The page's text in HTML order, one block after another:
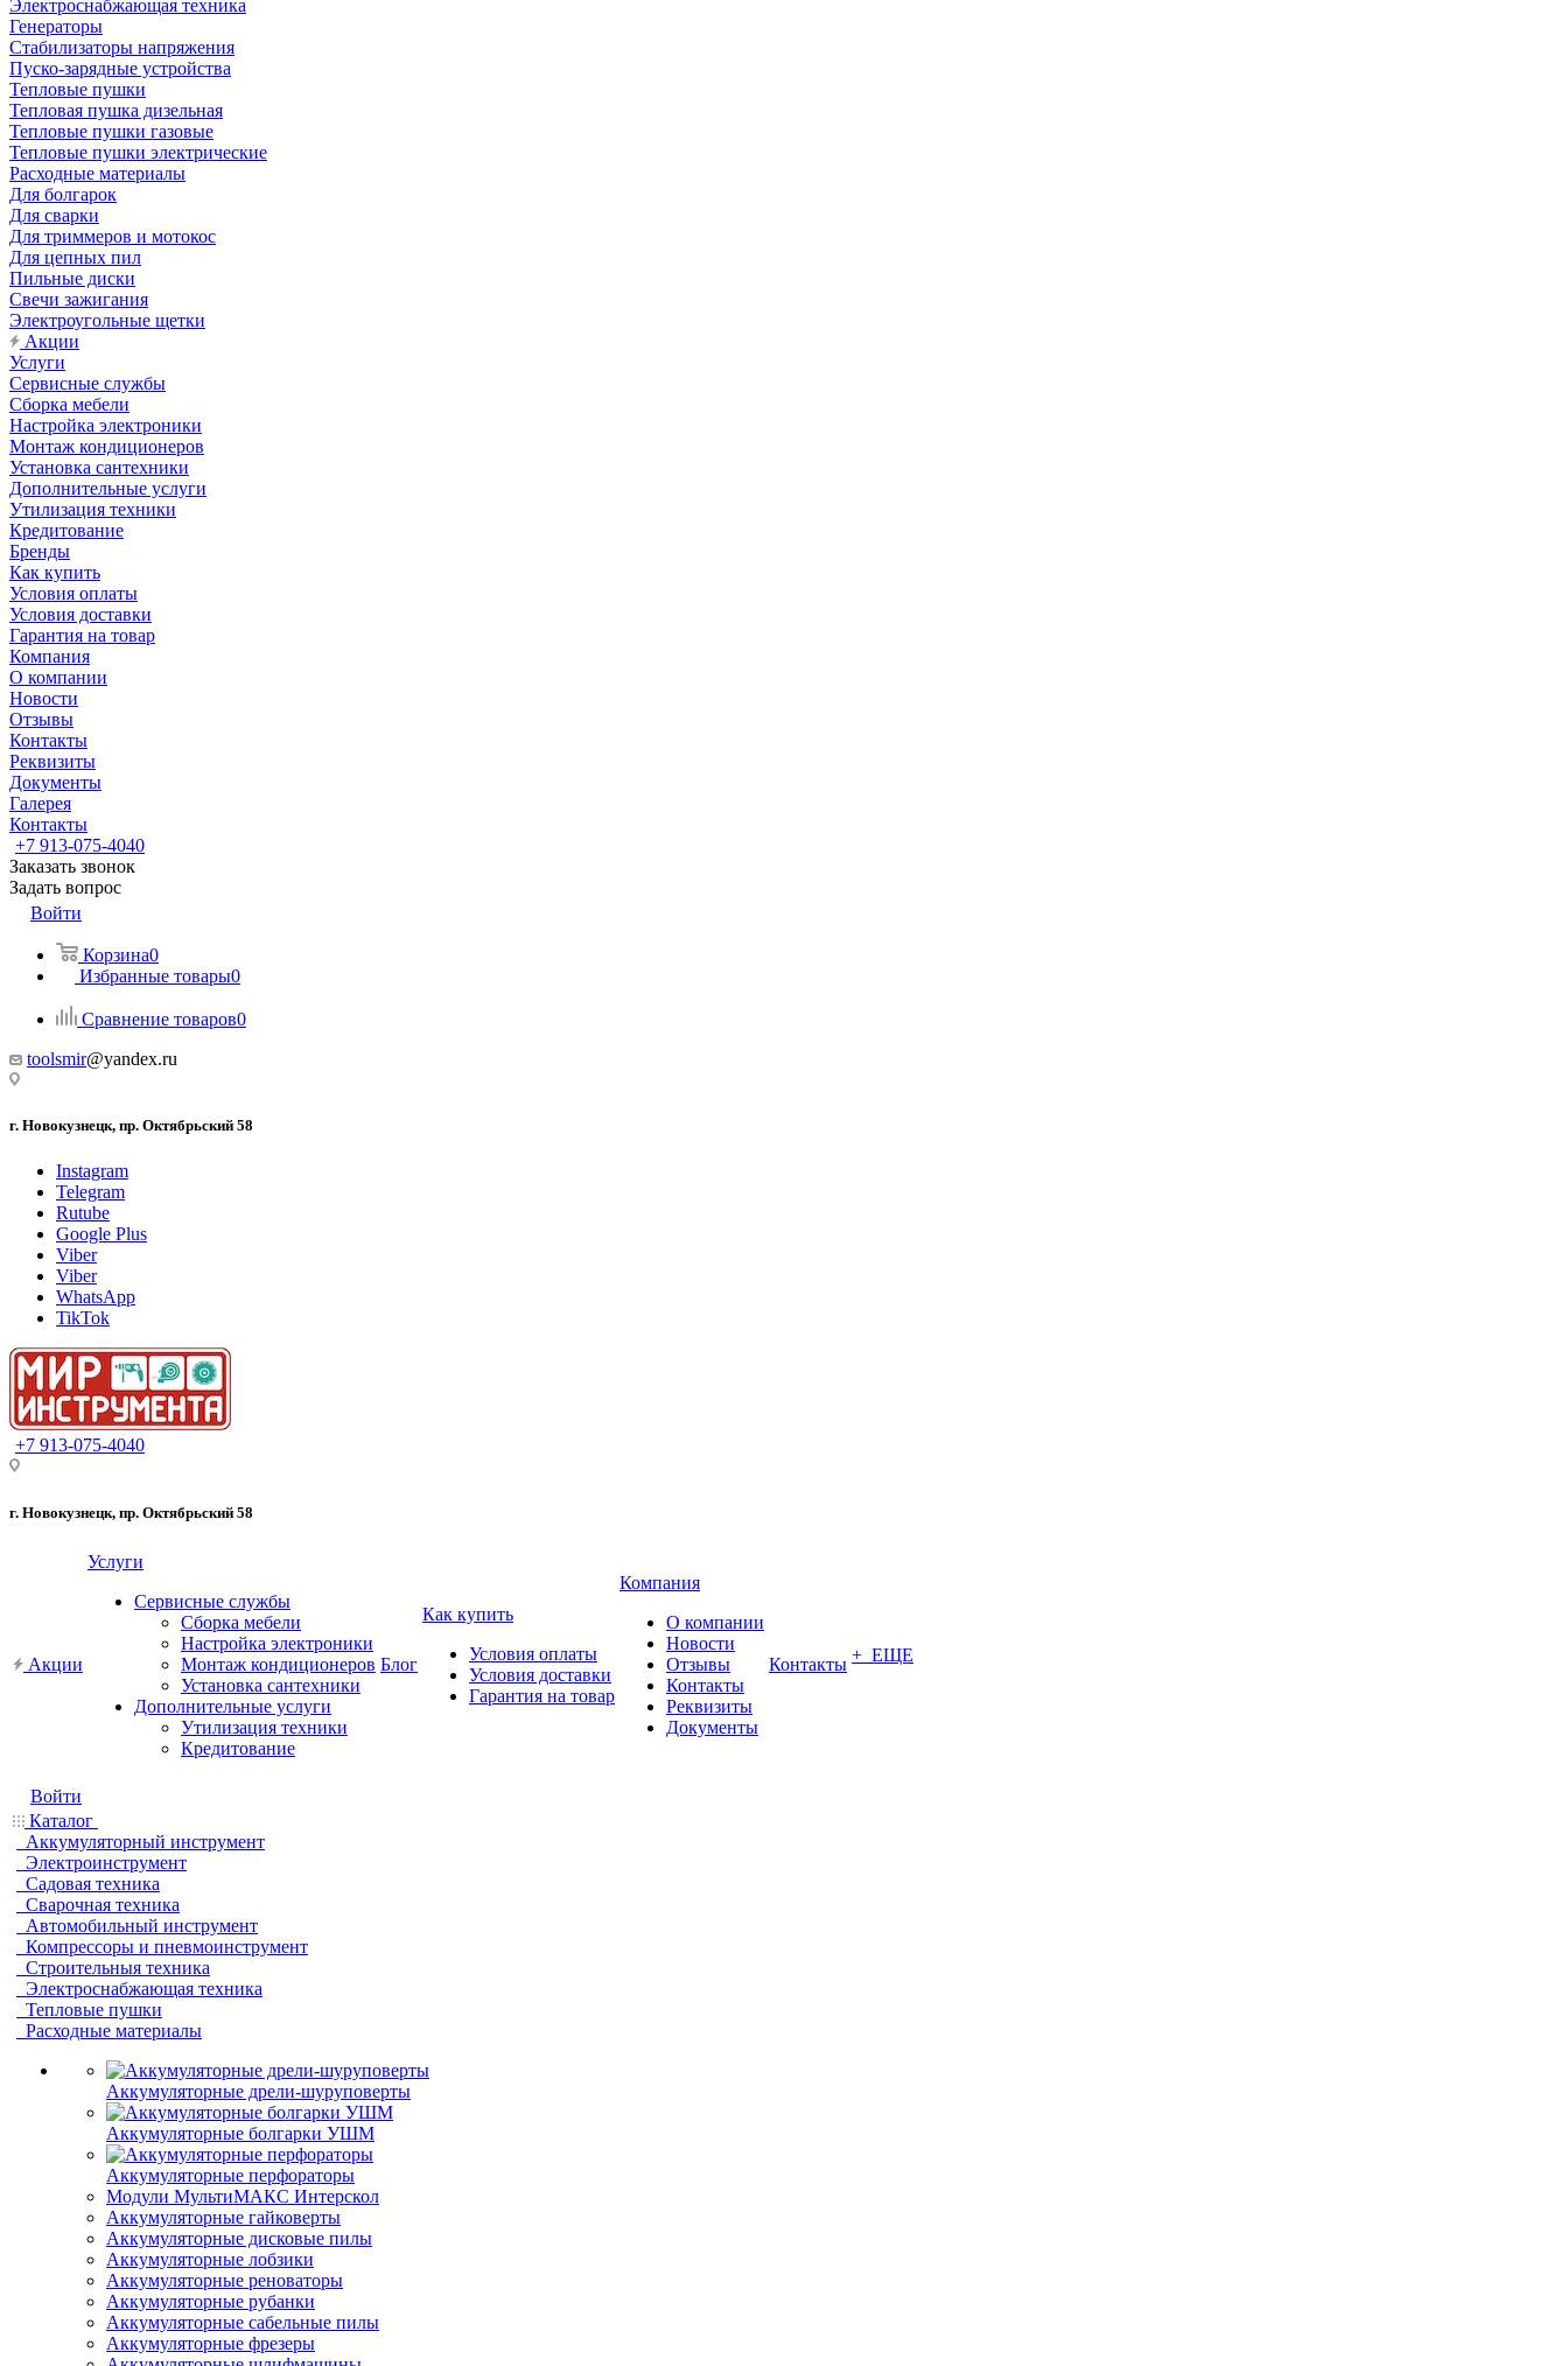
Электроснабжающая техника
Генераторы
Стабилизаторы напряжения
Пуско-зарядные устройства
Тепловые пушки
Тепловая пушка дизельная
Тепловые пушки газовые
Тепловые пушки электрические
Расходные материалы
Для болгарок
Для сварки
Для триммеров и мотокос
Для цепных пил
Пильные диски
Свечи зажигания
Электроугольные щетки
Акции
Услуги
Сервисные службы
Сборка мебели
Настройка электроники
Монтаж кондиционеров
Установка сантехники
Дополнительные услуги
Утилизация техники
Кредитование
Бренды
Как купить
Условия оплаты
Условия доставки
Гарантия на товар
Компания
О компании
Новости
Отзывы
Контакты
Реквизиты
Документы
Галерея
Контакты
+7 913-075-4040
Заказать звонок
Задать вопрос
Войти
Корзина0
Избранные товары0
Сравнение товаров0
toolsmir@yandex.ru
г. Новокузнецк, пр. Октябрьский 58
Instagram
Telegram
Rutube
Google Plus
Viber
Viber
WhatsApp
TikTok
+7 913-075-4040
г. Новокузнецк, пр. Октябрьский 58
Акции
Услуги
Сервисные службы
Сборка мебели
Настройка электроники
Монтаж кондиционеров
Установка сантехники
Дополнительные услуги
Утилизация техники
Кредитование
Блог
Как купить
Условия оплаты
Условия доставки
Гарантия на товар
Компания
О компании
Новости
Отзывы
Контакты
Реквизиты
Документы
Контакты + ЕЩЕ
Войти
Каталог
Аккумуляторный инструмент
Электроинструмент
Садовая техника
Сварочная техника
Автомобильный инструмент
Компрессоры и пневмоинструмент
Строительныя техника
Электроснабжающая техника
Тепловые пушки
Расходные материалы
Аккумуляторные дрели-шуруповерты
Аккумуляторные болгарки УШМ
Аккумуляторные перфораторы
Модули МультиМАКС Интерскол
Аккумуляторные гайковерты
Аккумуляторные дисковые пилы
Аккумуляторные лобзики
Аккумуляторные реноваторы
Аккумуляторные рубанки
Аккумуляторные сабельные пилы
Аккумуляторные фрезеры